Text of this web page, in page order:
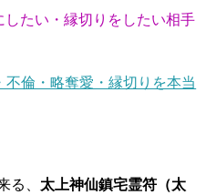
たい・縁切りをしたい相手
不倫・略奪愛・縁切りを本当
る、 太上神仙鎮宅霊符（太